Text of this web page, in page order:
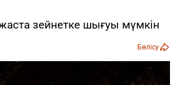
зейнетке шығуы мүмкін
Бөлісу